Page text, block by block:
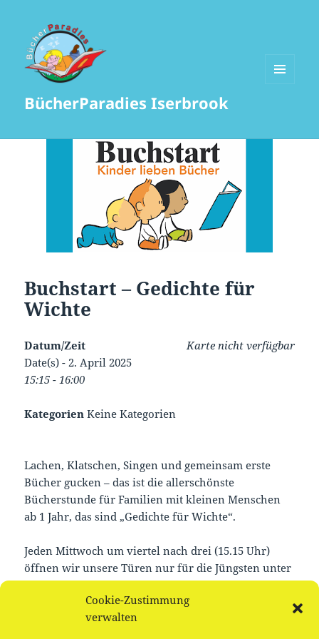
Cookie-Zustimmung
verwalten
BücherParadies Iserbrook
Buchstart – Gedichte für
Wichte
Karte nicht verfügbar
Datum/Zeit
Date(s) - 2. April 2025
15:15 - 16:00
Kategorien Keine Kategorien
Lachen, Klatschen, Singen und gemeinsam erste
Bücher gucken – das ist die allerschönste
Bücherstunde für Familien mit kleinen Menschen
ab 1 Jahr, das sind „Gedichte für Wichte“.
Jeden Mittwoch um viertel nach drei (15.15 Uhr)
öffnen wir unsere Türen nur für die Jüngsten unter
unseren Leser_innen. Kommt einfach vorbei und
schaut selbst.